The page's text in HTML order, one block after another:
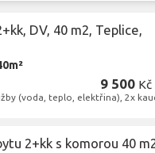
obec Teplice,
DV, 40 m2, Teplice,
9 500 Kč
(voda, teplo, elektřina), 2x
2+kk s komorou 40